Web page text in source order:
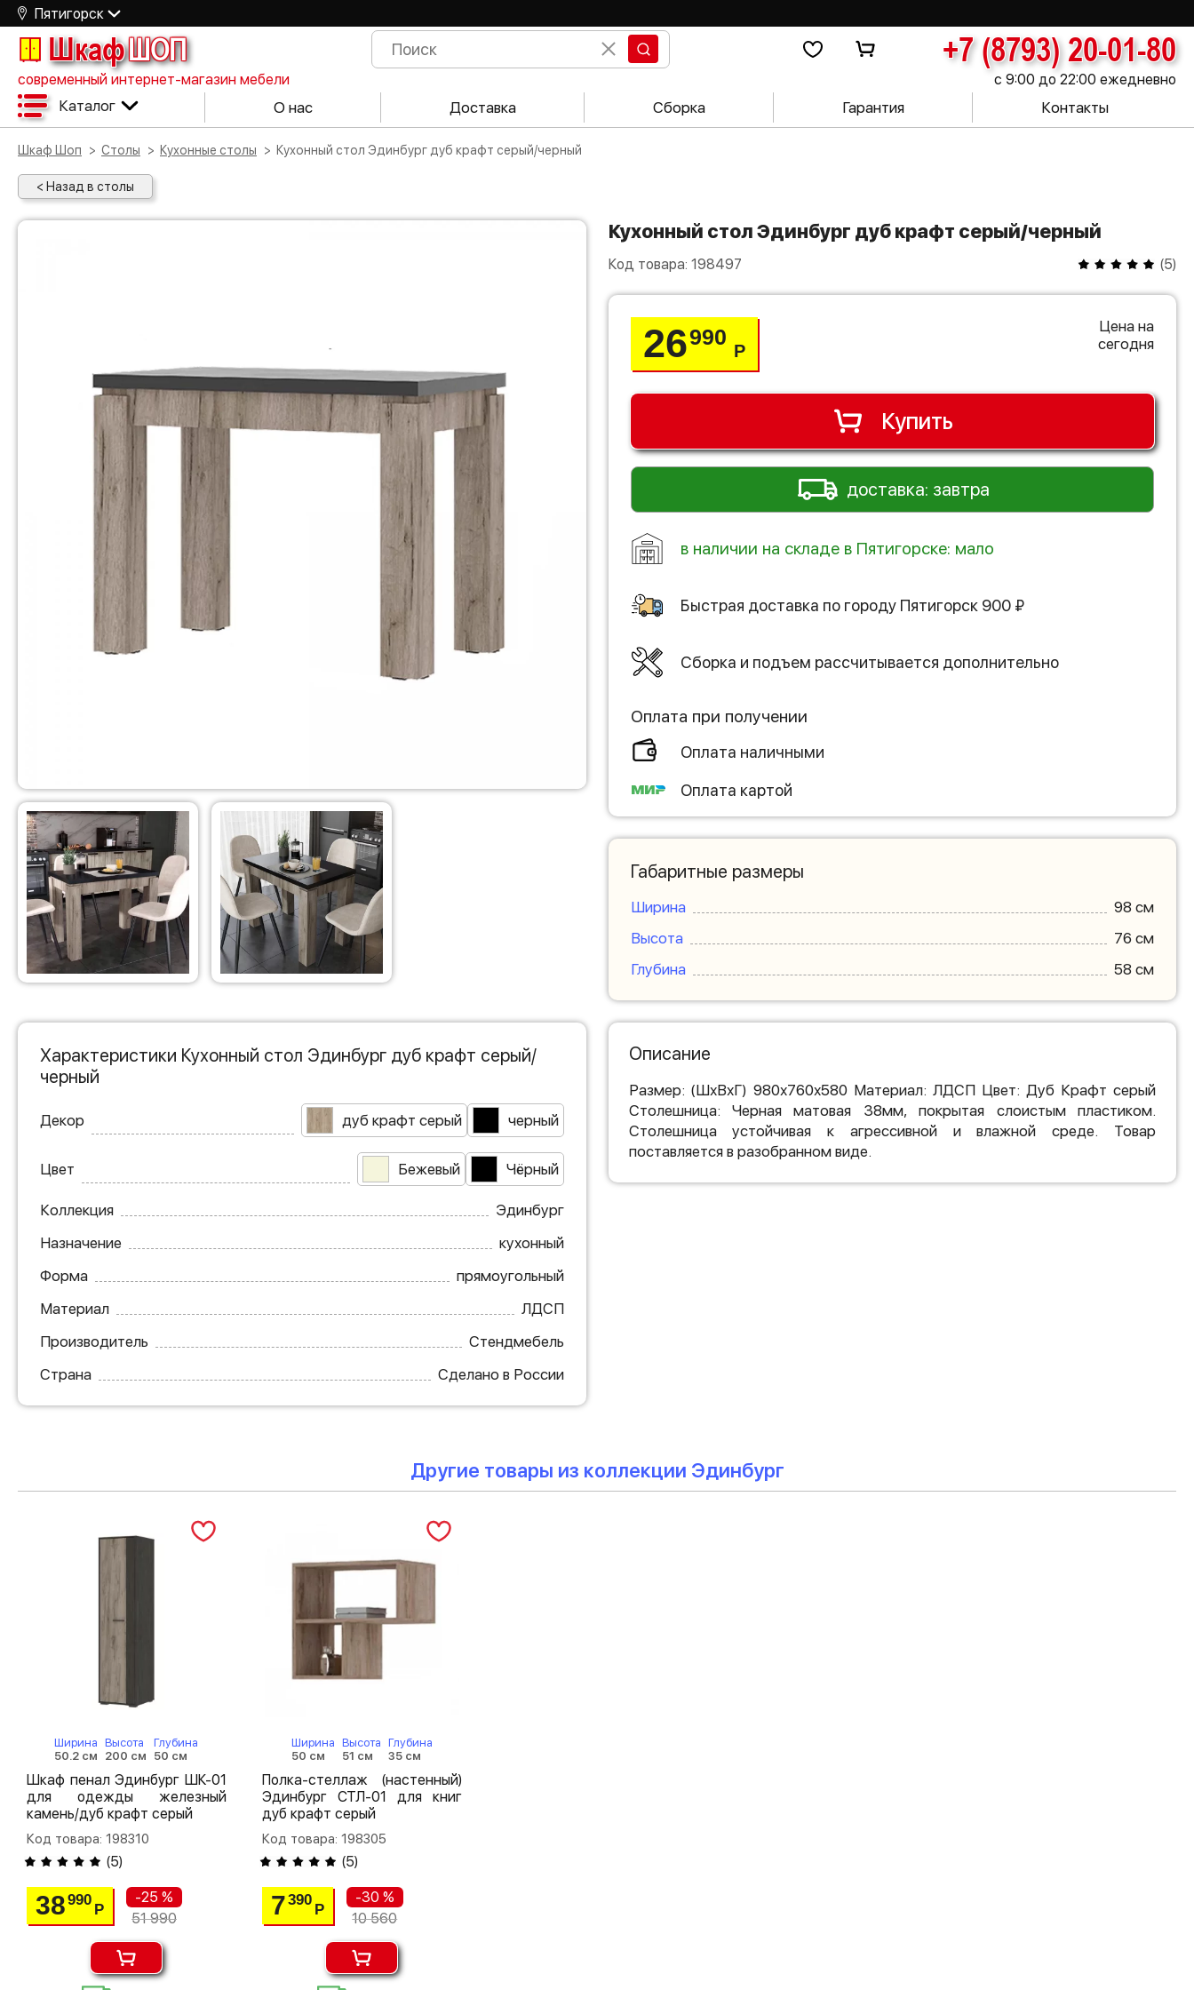
Пятигорск
ШкафШОП +7 (8793) 20-01-80
современный интернет-магазин мебели с 9:00 до 22:00 ежедневно
Каталог О нас Доставка Сборка Гарантия Контакты
Шкаф Шоп Столы Кухонные столы Кухонный стол Эдинбург дуб крафт серый/черный
< Назад в столы
Кухонный стол Эдинбург дуб крафт серый/черный
Код товара: 198497 (5)
26990
Р
Цена на
сегодня
Купить
доставка: завтра
в наличии на складе в Пятигорске: мало
Быстрая доставка по городу Пятигорск 900 ₽
Сборка и подъем рассчитывается дополнительно
Оплата при получении
Оплата наличными
Оплата картой
Габаритные размеры
Ширина
98 см
Высота
76 см
Глубина
58 см
Характеристики Кухонный стол Эдинбург дуб крафт серый/
черный
Декор дуб крафт серый черный
Цвет Бежевый Чёрный
Коллекция
Эдинбург
Назначение
кухонный
Форма
прямоугольный
Материал
ЛДСП
Производитель
Стендмебель
Страна
Сделано в России
Описание
Размер: (ШхВхГ) 980х760х580 Материал: ЛДСП Цвет: Дуб Крафт серый
Столешница: Черная матовая 38мм, покрытая слоистым пластиком.
Столешница устойчивая к агрессивной и влажной среде. Товар
поставляется в разобранном виде.
Другие товары из коллекции Эдинбург
Ширина
50.2 см
Высота
200 см
Глубина
50 см
Шкаф пенал Эдинбург ШК-01
для одежды железный
камень/дуб крафт серый
Код товара: 198310
(5)
38990
Р
-25 %
51 990
Ширина
50 см
Высота
51 см
Глубина
35 см
Полка-стеллаж (настенный)
Эдинбург СТЛ-01 для книг
дуб крафт серый
Код товара: 198305
(5)
7390
Р
-30 %
10 560